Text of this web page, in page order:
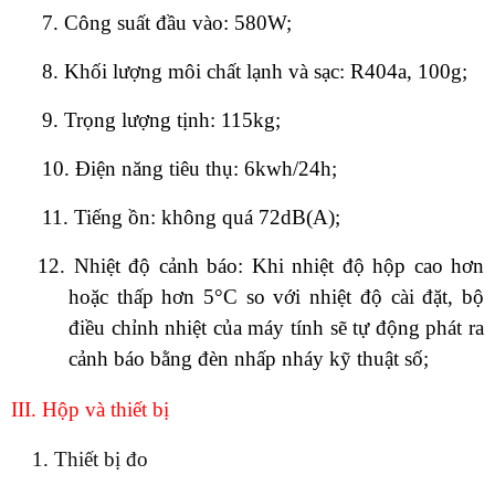
7. Công suất đầu vào: 580W;
8. Khối lượng môi chất lạnh và sạc: R404a, 100g;
9. Trọng lượng tịnh: 115kg;
10. Điện năng tiêu thụ: 6kwh/24h;
11. Tiếng ồn: không quá 72dB(A);
12. Nhiệt độ cảnh báo: Khi nhiệt độ hộp cao hơn
hoặc thấp hơn 5°C so với nhiệt độ cài đặt, bộ
điều chỉnh nhiệt của máy tính sẽ tự động phát ra
cảnh báo bằng đèn nhấp nháy kỹ thuật số;
III. Hộp và thiết bị
1. Thiết bị đo